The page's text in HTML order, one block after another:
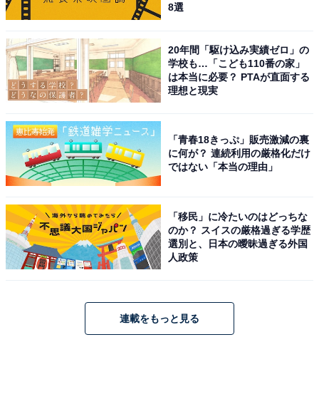
8選
20年間「駆け込み実績ゼロ」の
学校も…「こども110番の家」
は本当に必要？ PTAが直面する
理想と現実
「青春18きっぷ」販売激減の裏
に何が？ 連続利用の厳格化だけ
ではない「本当の理由」
「移民」に冷たいのはどっちな
のか？ スイスの厳格過ぎる学歴
選別と、日本の曖昧過ぎる外国
人政策
連載をもっと見る